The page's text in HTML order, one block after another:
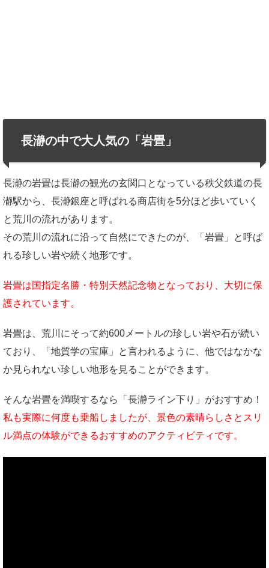
長瀞の中で大人気の「岩畳」
長瀞の岩畳は長瀞の観光の玄関口となっている秩父鉄道の長
瀞駅から、長瀞銀座と呼ばれる商店街を5分ほど歩いていく
と荒川の流れがあります。
その荒川の流れに沿って自然にできたのが、「岩畳」と呼ば
れる珍しい岩や続く地形です。
岩畳は国指定名勝・特別天然記念物となっており、大切に保
護されています。
岩畳は、荒川にそって約600メートルの珍しい岩や石が続い
ており、「地質学の宝庫」と言われるように、他ではなかな
か見られない珍しい地形を見ることができます。
そんな岩畳を満喫するなら「長瀞ライン下り」がおすすめ！
私も実際に何度も乗船しましたが、景色の素晴らしさとスリ
ル満点の体験ができるおすすめのアクティビティです。